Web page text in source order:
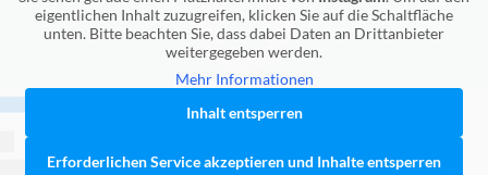
eigentlichen Inhalt zuzugreifen, klicken Sie auf die Schaltfläche
unten. Bitte beachten Sie, dass dabei Daten an Drittanbieter
weitergegeben werden.
Mehr Informationen
Inhalt entsperren
Erforderlichen Service akzeptieren und Inhalte entsperren